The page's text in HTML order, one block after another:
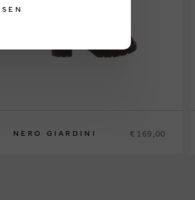
NERO GIARDINI € 169,00